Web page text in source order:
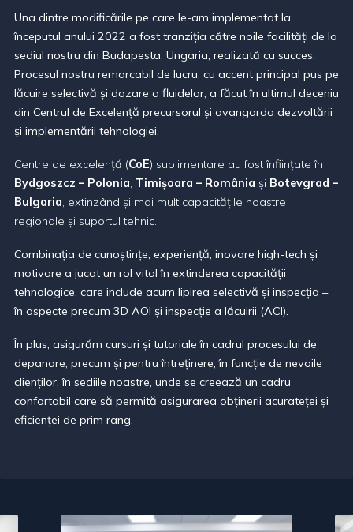
Una dintre modificările pe care le-am implementat la
începutul anului 2022 a fost tranziția către noile facilități de la
sediul nostru din Budapesta, Ungaria, realizată cu succes.
Procesul nostru remarcabil de lucru, cu accent principal pus pe
lăcuire selectivă și dozare a fluidelor, a făcut în ultimul deceniu
din Centrul de Excelență precursorul și avangarda dezvoltării
și implementării tehnologiei.
Centre de excelență (CoE) suplimentare au fost înființate în
Bydgoszcz – Polonia, Timișoara – România și Botevgrad –
Bulgaria, extinzând și mai mult capacitățile noastre
regionale și suportul tehnic.
Combinația de cunoștințe, experiență, inovare high-tech și
motivare a jucat un rol vital în extinderea capacității
tehnologice, care include acum lipirea selectivă și inspecția –
în aspecte precum 3D AOI și inspecție a lăcuirii (ACI).
În plus, asigurăm cursuri și tutoriale în cadrul procesului de
depanare, precum și pentru întreținere, în funcție de nevoile
clienților, în sediile noastre, unde se creează un cadru
confortabil care să permită asigurarea obținerii acurateței și
eficienței de prim rang.